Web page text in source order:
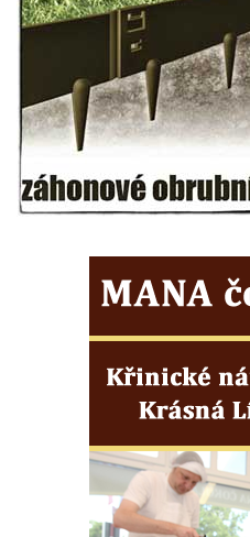
Základní škole Tyršova v
Socha Nepokořený v parku
vzpoury v Rumburku
Pamětní deska obětem
židovského hřbitova v
Pamětní deska legionářům na
úřadě v Kovanicích
Kovanicích
Pomník obětem válek v
Pamětní deska Rudé
Trutnově
Pomník obětem
Pomník pracovního nasazení
koncentračního tábora v
Rychnově u Jablonce nad